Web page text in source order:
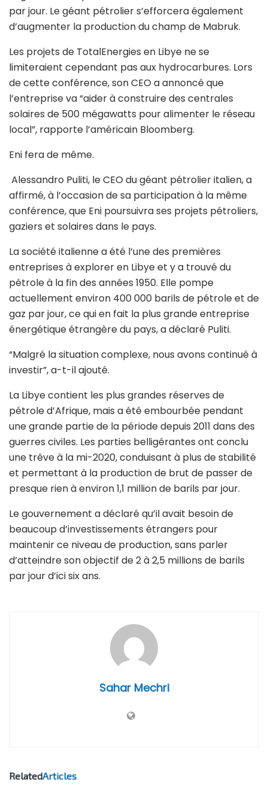
par jour. Le géant pétrolier s’efforcera également
d’augmenter la production du champ de Mabruk.
Les projets de TotalEnergies en Libye ne se
limiteraient cependant pas aux hydrocarbures. Lors
de cette conférence, son CEO a annoncé que
l’entreprise va “aider à construire des centrales
solaires de 500 mégawatts pour alimenter le réseau
local”, rapporte l’américain Bloomberg.
Eni fera de même.
Alessandro Puliti, le CEO du géant pétrolier italien, a
affirmé, à l’occasion de sa participation à la même
conférence, que Eni poursuivra ses projets pétroliers,
gaziers et solaires dans le pays.
La société italienne a été l’une des premières
entreprises à explorer en Libye et y a trouvé du
pétrole à la fin des années 1950. Elle pompe
actuellement environ 400 000 barils de pétrole et de
gaz par jour, ce qui en fait la plus grande entreprise
énergétique étrangère du pays, a déclaré Puliti.
“Malgré la situation complexe, nous avons continué à
investir”, a-t-il ajouté.
La Libye contient les plus grandes réserves de
pétrole d’Afrique, mais a été embourbée pendant
une grande partie de la période depuis 2011 dans des
guerres civiles. Les parties belligérantes ont conclu
une trêve à la mi-2020, conduisant à plus de stabilité
et permettant à la production de brut de passer de
presque rien à environ 1,1 million de barils par jour.
Le gouvernement a déclaré qu’il avait besoin de
beaucoup d’investissements étrangers pour
maintenir ce niveau de production, sans parler
d’atteindre son objectif de 2 à 2,5 millions de barils
par jour d’ici six ans.
Sahar Mechri
RelatedArticles